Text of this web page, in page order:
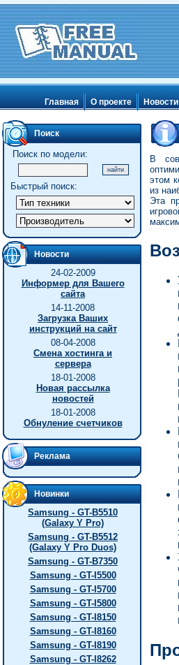
Главная О проекте Новости
Поиск
Поиск по модели:
Быстрый поиск:
Новости
24-02-2009
Информер для Вашего
сайта
14-11-2008
Загрузка Ваших
инструкций на сайт
08-04-2008
Смена хостинга и
сервера
18-01-2008
Новая рассылка
новостей
18-01-2008
Обнуление счетчиков
Реклама
Новинки
Samsung - GT-B5510
(Galaxy Y Pro)
Samsung - GT-B5512
(Galaxy Y Pro Duos)
Samsung - GT-B7350
Samsung - GT-I5500
Samsung - GT-I5700
Samsung - GT-I5800
Samsung - GT-I8150
Samsung - GT-I8160
Samsung - GT-I8190
Samsung - GT-I8262
В
этом
из
Эта